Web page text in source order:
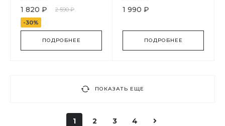
1 820 ₽
2 590 ₽
-30%
ПОДРОБНЕЕ
1 990 ₽
ПОДРОБНЕЕ
ПОКАЗАТЬ ЕЩЕ
1 2 3 4